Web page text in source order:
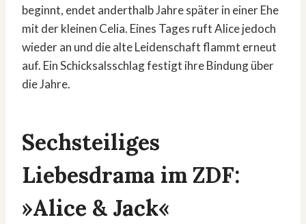
beginnt, endet anderthalb Jahre später in einer Ehe
mit der kleinen Celia. Eines Tages ruft Alice jedoch
wieder an und die alte Leidenschaft flammt erneut
auf. Ein Schicksalsschlag festigt ihre Bindung über
die Jahre.
Sechsteiliges
Liebesdrama im ZDF:
»Alice & Jack«